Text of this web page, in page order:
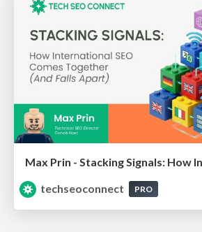
techseoconnect
PRO